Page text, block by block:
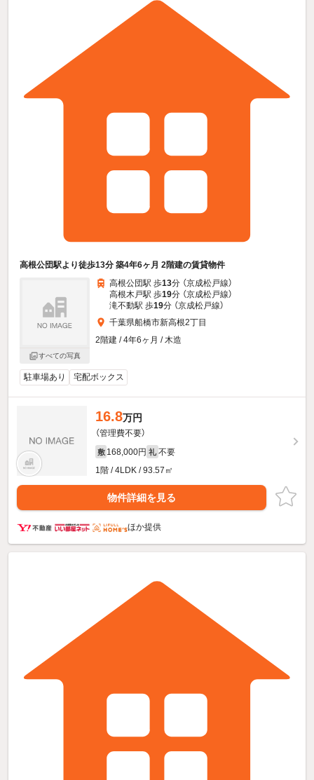
高根公団駅より徒歩13分 築4年6ヶ月 2階建の賃貸物件
すべての写真
高根公団駅 歩13分 （京成松戸線）
高根木戸駅 歩19分 （京成松戸線）
滝不動駅 歩19分 （京成松戸線）
千葉県船橋市新高根2丁目
2階建 / 4年6ヶ月 / 木造
駐車場あり 宅配ボックス
16.8万円
（管理費不要）
敷 168,000円 礼 不要
1階 / 4LDK / 93.57㎡
物件詳細を見る
ほか提供